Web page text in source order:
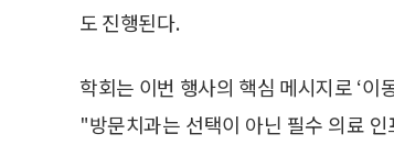
도 진행된다.
학회는 이번 행사의 핵심 메시지로 ‘
"방문치과는 선택이 아닌 필수 의료